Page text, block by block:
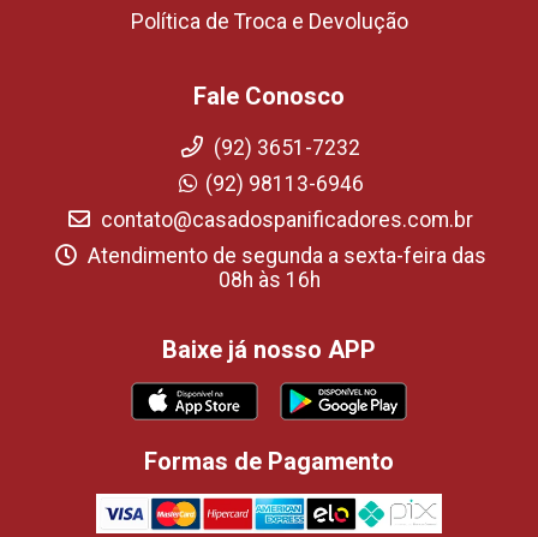
Política de Troca e Devolução
Fale Conosco
(92) 3651-7232
(92) 98113-6946
contato@casadospanificadores.com.br
Atendimento de segunda a sexta-feira das
08h às 16h
Baixe já nosso APP
Formas de Pagamento